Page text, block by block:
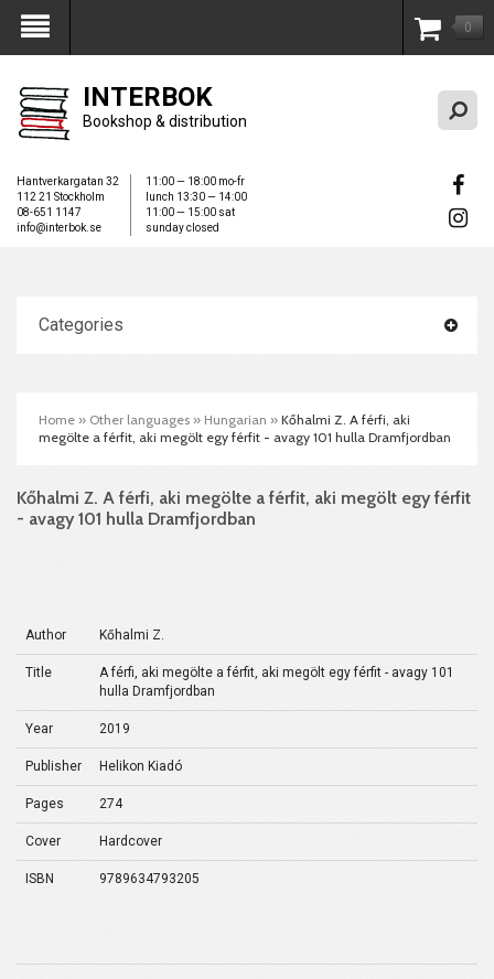
My Account 0
INTERBOK
Bookshop & distribution
Hantverkargatan 32
112 21 Stockholm
08-651 1147
info@interbok.se
11:00 — 18:00 mo-fr
lunch 13:30 — 14:00
11:00 — 15:00 sat
sunday closed
Categories
Home » Other languages » Hungarian » Kőhalmi Z. A férfi, aki
megölte a férfit, aki megölt egy férfit - avagy 101 hulla Dramfjordban
Kőhalmi Z. A férfi, aki megölte a férfit, aki megölt egy férfit
- avagy 101 hulla Dramfjordban
Author Kőhalmi Z.
Title
A férfi, aki megölte a férfit, aki megölt egy férfit - avagy 101
hulla Dramfjordban
Year 2019
Publisher Helikon Kiadó
Pages 274
Cover Hardcover
ISBN 9789634793205